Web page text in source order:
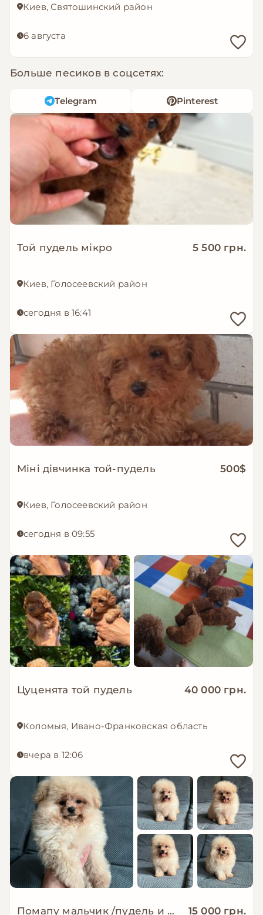
Киев, Святошинский район
6 августа
Больше песиков в соцсетях:
Telegram Pinterest
Той пудель мікро 5 500 грн.
Киев, Голосеевский район
сегодня в 16:41
Міні дівчинка той-пудель 500$
Киев, Голосеевский район
сегодня в 09:55
Цуценята той пудель 40 000 грн.
Коломыя, Ивано-Франковская область
вчера в 12:06
Помапу мальчик /пудель и шпиц 15 000 грн.